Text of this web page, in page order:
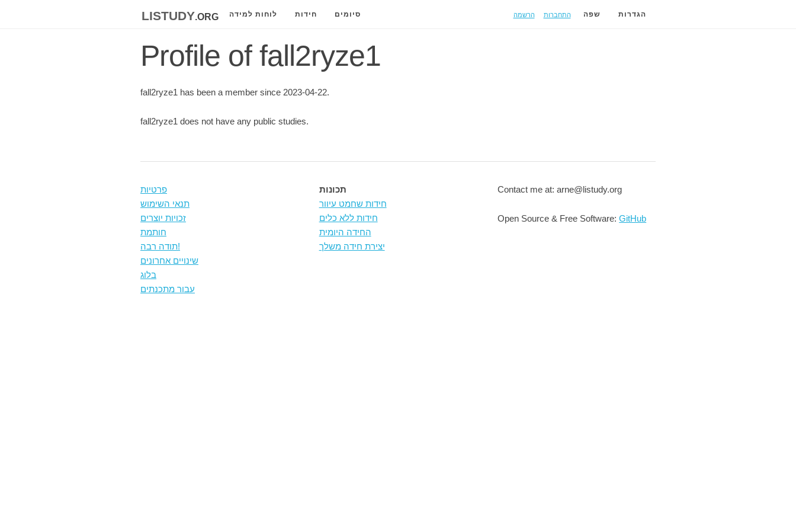
listudy.org לוחות למידה חידות סיומים הרשמה התחברות שפה הגדרות
Profile of fall2ryze1
fall2ryze1 has been a member since 2023-04-22.
fall2ryze1 does not have any public studies.
פרטיות
תנאי השימוש
זכויות יוצרים
חותמת
תודה רבה!
שינויים אחרונים
בלוג
עבור מתכנתים
תכונות
חידות שחמט עיוור
חידות ללא כלים
החידה היומית
יצירת חידה משלך
Contact me at: arne@listudy.org
Open Source & Free Software:GitHub